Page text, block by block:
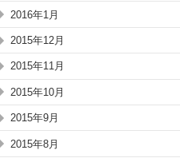
2016年1月
2015年12月
2015年11月
2015年10月
2015年9月
2015年8月